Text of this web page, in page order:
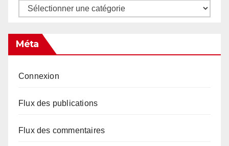
Catégories
Méta
Connexion
Flux des publications
Flux des commentaires